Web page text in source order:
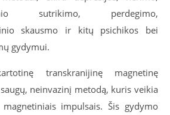
sutrikimo, perdegimo,
skausmo ir kitų psichikos bei
gydymui.
transkranijinę magnetinę
neinvazinį metodą, kuris veikia
impulsais. Šis gydymo